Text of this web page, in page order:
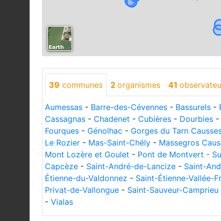
39 communes 2 organismes 41
Aumessas - Barre-des-Cévennes - Bassurels -
Cassagnas - Chadenet - Cubières - Dourbies -
Fourques - Génolhac - Gorges du Tarn
Le Rozier - Mas-Saint-Chély - Massegros
Mont Lozère et Goulet - Pont de Montvert -
Capcèze - Saint-André-de-Lancize - Saint-
Étienne-du-Valdonnez - Saint-Étienne-Vallée-
Privat-de-Vallongue - Saint-Sauveur-Camprieu
- Vialas